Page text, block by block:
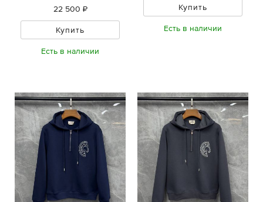
22 500 ₽
Купить
Есть в наличии
Купить
Есть в наличии